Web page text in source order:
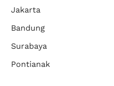
Jakarta
Bandung
Surabaya
Pontianak